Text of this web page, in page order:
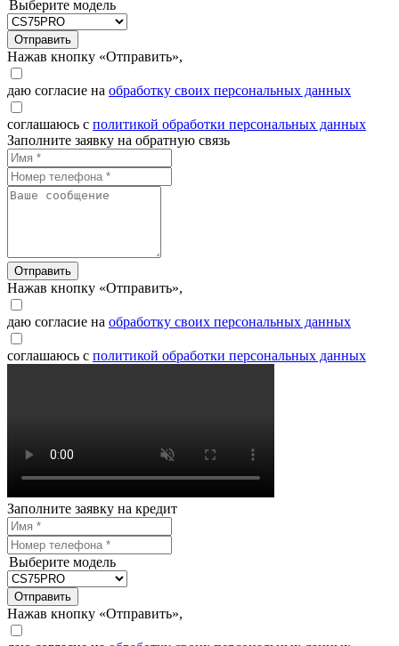
Выберите модель
Отправить
Нажав кнопку «Отправить»,
даю согласие на обработку своих персональных данных
соглашаюсь с политикой обработки персональных данных
Заполните заявку на обратную связь
Отправить
Нажав кнопку «Отправить»,
даю согласие на обработку своих персональных данных
соглашаюсь с политикой обработки персональных данных
Заполните заявку на кредит
Выберите модель
Отправить
Нажав кнопку «Отправить»,